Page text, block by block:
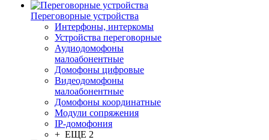
Переговорные устройства
Интерфоны, интеркомы
Устройства переговорные
Аудиодомофоны
малоабонентные
Домофоны цифровые
Видеодомофоны
малоабонентные
Домофоны координатные
Модули сопряжения
IP-домофония
+ ЕЩЕ 2